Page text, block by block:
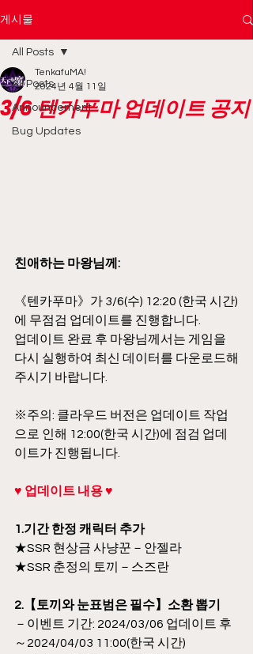
게시물
All Posts
Announcement
Bug Updates
All Posts
3/6 텐카푸마 업데이트 공지
TenkafuMA!
2024년 4월 11일
친애하는 마왕님께:
《텐카푸마》가 3/6(수) 12:20 (한국 시간)
에 무점검 업데이트를 진행합니다.
업데이트 완료 후 마왕님께서는 게임을
다시 실행하여 최신 데이터를 다운로드해
주시기 바랍니다.
※주의: 클라우드 버전은 업데이트 작업
으로 인해 12:00(한국 시간)에 점검 업데
이트가 진행됩니다.
♥ 업데이트 내용 ♥
1.기간 한정 캐릭터 추가
★SSR 현상금 사냥꾼－안젤라
★SSR 춘정의 토끼－스즈란
2.【토끼와 눈표범은 필수】소환 뽑기
－이벤트 기간: 2024/03/06 업데이트 후
～2024/04/03 11:00(한국 시간)